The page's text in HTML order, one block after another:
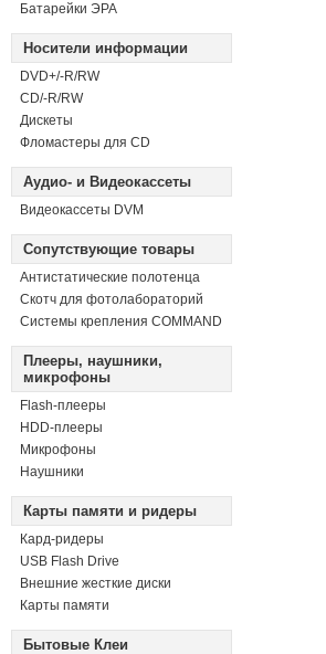
Батарейки ЭРА
Носители информации
DVD+/-R/RW
СD/-R/RW
Дискеты
Фломастеры для CD
Аудио- и Видеокассеты
Видеокассеты DVM
Сопутствующие товары
Антистатические полотенца
Скотч для фотолабораторий
Системы крепления COMMAND
Плееры, наушники,
микрофоны
Flash-плееры
HDD-плееры
Микрофоны
Наушники
Карты памяти и ридеры
Кард-ридеры
USB Flash Drive
Внешние жесткие диски
Карты памяти
Бытовые Клеи